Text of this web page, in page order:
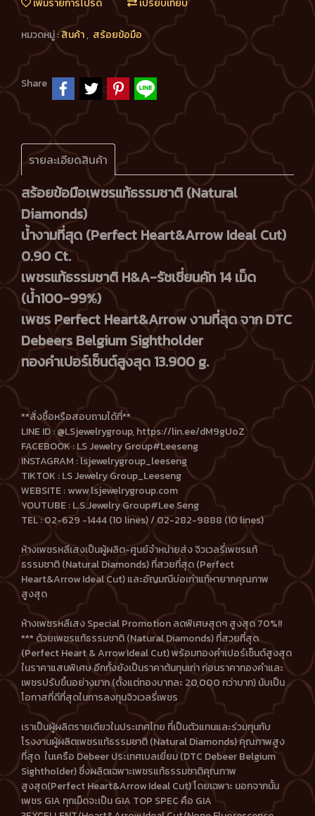
เพิ่มรายการโปรด เปรียบเทียบ
หมวดหมู่ :สินค้า, สร้อยข้อมือ
Share
รายละเอียดสินค้า
สร้อยข้อมือเพชรแท้ธรรมชาติ (Natural
Diamonds)
น้ำงามที่สุด (Perfect Heart&Arrow Ideal Cut)
0.90 Ct.
เพชรแท้ธรรมชาติ H&A-รัชเชี่ยนคัท 14 เม็ด
(น้ำ100-99%)
เพชร Perfect Heart&Arrow งามที่สุด จาก DTC
Debeers Belgium Sightholder
ทองคำเปอร์เซ็นต์สูงสุด 13.900 g.
**สั่งซื้อหรือสอบถามได้ที่**
LINE ID : @LSjewelrygroup, https://lin.ee/dM9gUoZ
FACEBOOK : LS Jewelry Group#Leeseng
INSTAGRAM : lsjewelrygroup_leeseng
TIKTOK : LS Jewelry Group_Leeseng
WEBSITE : www lsjewelrygroup.com
YOUTUBE : L.S.Jewelry Group#Lee Seng
TEL : 02-629 -1444 (10 lines) / 02-282-9888 (10 lines)
ห้างเพชรหลีเสงเป็นผู้ผลิต-ศูนย์จำหน่ายส่ง จิวเวลรี่เพชรแท้
ธรรมชาติ (Natural Diamonds) ที่สวยที่สุด (Perfect
Heart&Arrow Ideal Cut) และอัญมณีบ่อเก่าแท้หายากคุณภาพ
สูงสุด
ห้างเพชรหลีเสง Special Promotion ลดพิเศษสุดๆ สูงสุด 70%!!
*** ด้วยเพชรแท้ธรรมชาติ (Natural Diamonds) ที่สวยที่สุด
(Perfect Heart & Arrow Ideal Cut) พร้อมทองคำเปอร์เซ็นต์สูงสุด
ในราคาแสนพิเศษ อีกทั้งยังเป็นราคาต้นทุนเก่า ก่อนราคาทองคำและ
เพชรปรับขึ้นอย่างมาก (ตั้งแต่ทองบาทละ 20,000 กว่าบาท) นับเป็น
โอกาสที่ดีที่สุดในการลงทุนจิวเวลรี่เพชร
เราเป็นผู้ผลิตรายเดียวในประเทศไทย ที่เป็นตัวแทนและร่วมทุนกับ
โรงงานผู้ผลิตเพชรแท้ธรรมชาติ (Natural Diamonds) คุณภาพสูง
ที่สุด ในเครือ Debeer ประเทศเบลเยี่ยม (DTC Debeer Belgium
Sightholder) ซึ่งผลิตเฉพาะเพชรแท้ธรรมชาติคุณภาพ
สูงสุด(Perfect Heart&Arrow Ideal Cut) โดยเฉพาะ นอกจากนั้น
เพชร GIA ทุกเม็ดจะเป็น GIA TOP SPEC คือ GIA